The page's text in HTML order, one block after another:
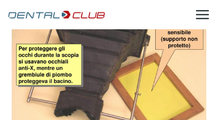
contenuto